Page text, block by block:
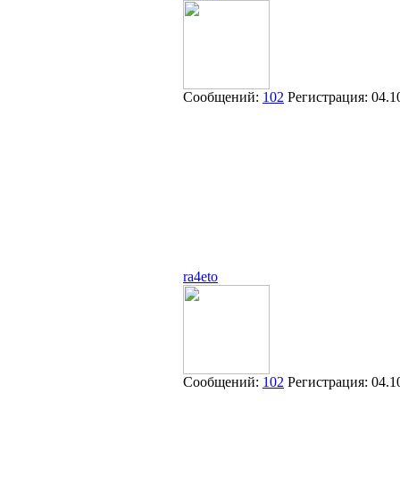
Сообщений: 102 Регистрация:
ra4eto
Сообщений: 102 Регистрация: